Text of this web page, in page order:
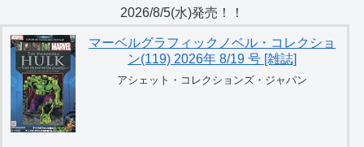
2026/8/5(水)発売！！
マーベルグラフィックノベル・コレクショ
ン(119) 2026年 8/19 号 [雑誌]
アシェット・コレクションズ・ジャパン